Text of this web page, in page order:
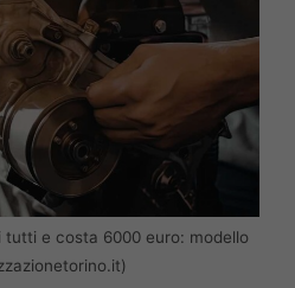
e costa 6000 euro: modello